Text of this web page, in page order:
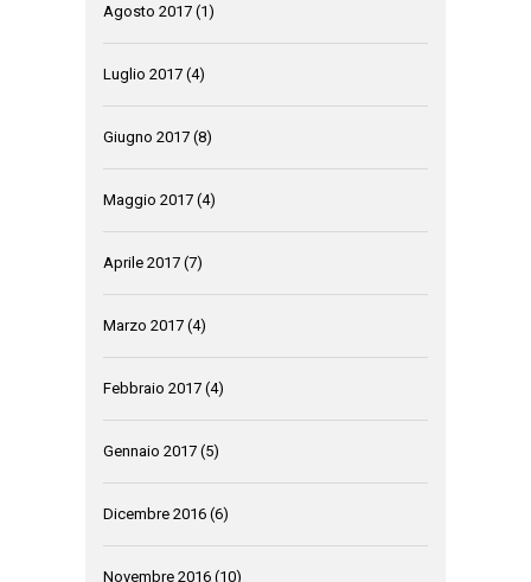
Agosto 2017 (1)
Luglio 2017 (4)
Giugno 2017 (8)
Maggio 2017 (4)
Aprile 2017 (7)
Marzo 2017 (4)
Febbraio 2017 (4)
Gennaio 2017 (5)
Dicembre 2016 (6)
Novembre 2016 (10)